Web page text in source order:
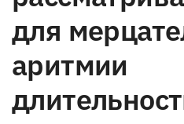
для
аритмии